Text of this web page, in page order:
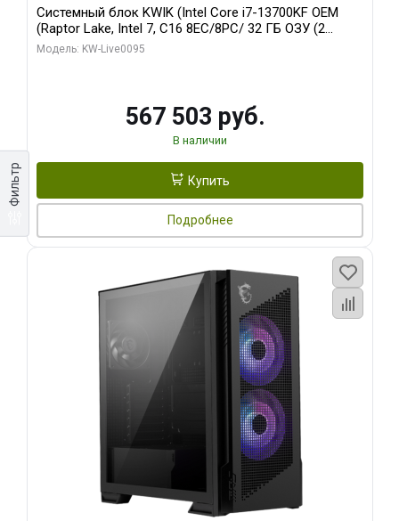
Фильтр
Системный блок KWIK (Intel Core i7-13700KF OEM
(Raptor Lake, Intel 7, C16 8EC/8PC/ 32 ГБ ОЗУ (2
модуля)/ Afox RTX4090 24GB GDDR6X 384-Bit 3xDP
Модель: KW-Live0095
567 503 руб.
В наличии
Купить
Подробнее